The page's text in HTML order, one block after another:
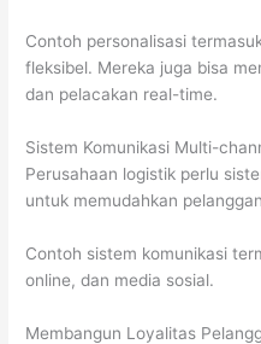
Contoh personalisasi
fleksibel. Mereka juga bisa
dan pelacakan real-time.
Sistem Komunikasi Multi-
Perusahaan logistik perlu
untuk memudahkan
Contoh sistem komunikasi
online, dan media sosial.
Membangun Loyalitas